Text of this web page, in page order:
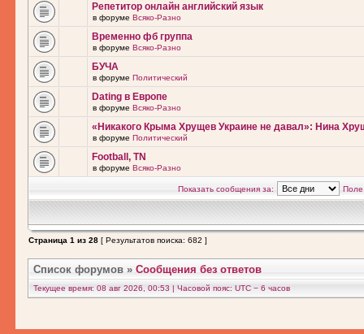
Репетитор онлайн английский язык
в форуме Всяко-Разно
Временно фб группа
в форуме Всяко-Разно
БУЧА
в форуме Политический
Dating в Европе
в форуме Всяко-Разно
«Никакого Крыма Хрущев Украине не давал»: Нина
в форуме Политический
Football, TN
в форуме Всяко-Разно
Показать сообщения за: Поле
Страница 1 из 28 [ Результатов поиска: 682 ]
Список форумов » Сообщения без ответов
Текущее время: 08 авг 2026, 00:53 | Часовой пояс: UTC − 6 часов